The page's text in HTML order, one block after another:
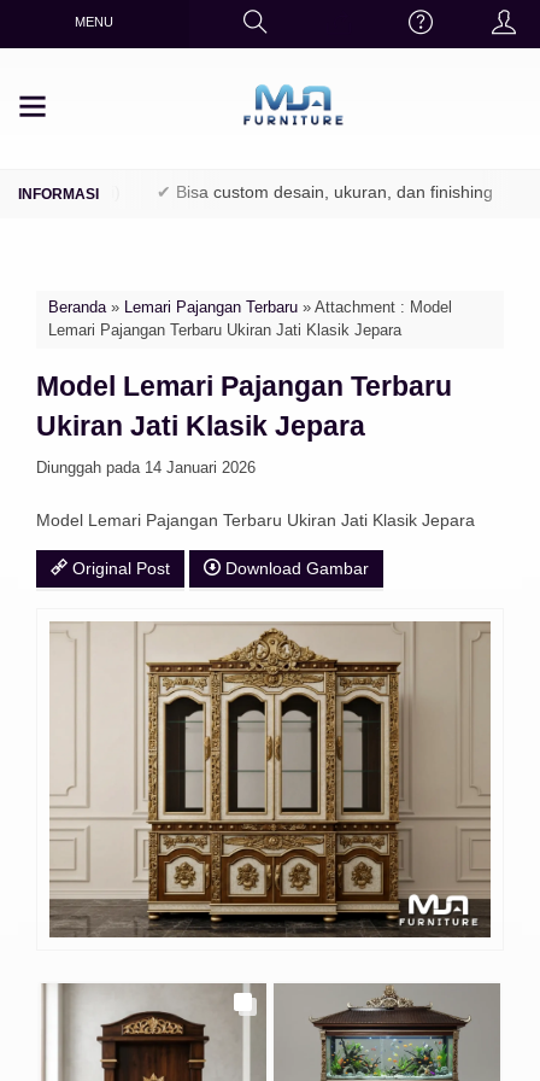
MENU
/ Perhutani) ✔ Bisa custom desain, ukuran, dan finishing
Beranda» Lemari Pajangan Terbaru » Attachment : Model
Lemari Pajangan Terbaru Ukiran Jati Klasik Jepara
Model Lemari Pajangan Terbaru
Ukiran Jati Klasik Jepara
Diunggah pada 14 Januari 2026
Model Lemari Pajangan Terbaru Ukiran Jati Klasik Jepara
Original Post Download Gambar